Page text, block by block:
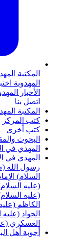
المهدويةوسائط
اختبر معلوماتك
المهدويةالمسابقات
المهدوية
والمقالات
في القرآن الكريم
في الأحاديث
الله (صلّى الله عليه
الإمام الحسن
الإمام
الإمام
(عليه السلام)
(عليه السلام)
(عليه السلام)
أهل البيت عن